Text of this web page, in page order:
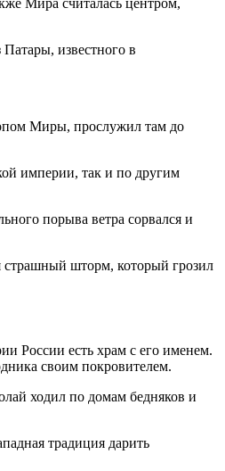
известного в
Миры, прослужил там до
империи, так и по другим
порыва ветра сорвался и
страшный шторм, который грозил
России есть храм с его именем.
своим покровителем.
ходил по домам бедняков и
традиция дарить